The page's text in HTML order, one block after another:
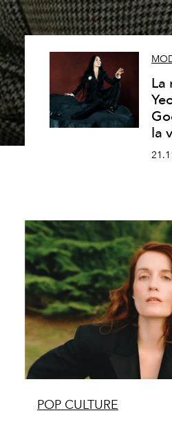
La
la
POP CULTURE